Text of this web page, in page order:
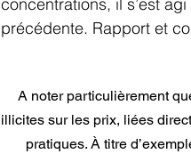
concentrations, il s’est
précédente. Rapport et
A noter particulièrement
illicites sur les prix, liées
pratiques. À titre